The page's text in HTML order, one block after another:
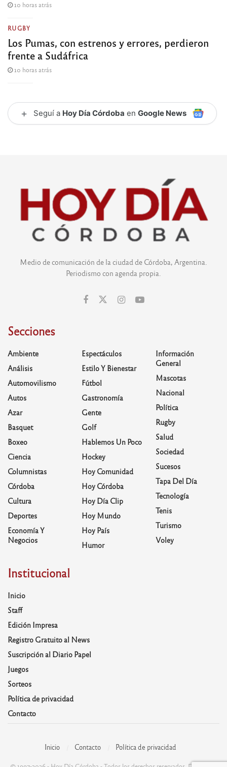
10 horas atrás
RUGBY
Los Pumas, con estrenos y errores, perdieron
frente a Sudáfrica
10 horas atrás
+ Seguí a Hoy Día Córdoba en Google News
Medio de comunicación de la ciudad de Córdoba, Argentina.
Periodismo con agenda propia.
Secciones
Ambiente
Análisis
Automovilismo
Autos
Azar
Basquet
Boxeo
Ciencia
Columnistas
Córdoba
Cultura
Deportes
Economía Y
Negocios
Espectáculos
Estilo Y Bienestar
Fútbol
Gastronomía
Gente
Golf
Hablemos Un Poco
Hockey
Hoy Comunidad
Hoy Córdoba
Hoy Día Clip
Hoy Mundo
Hoy País
Humor
Información
General
Mascotas
Nacional
Política
Rugby
Salud
Sociedad
Sucesos
Tapa Del Día
Tecnología
Tenis
Turismo
Voley
Institucional
Inicio
Staff
Edición Impresa
Registro Gratuito al News
Suscripción al Diario Papel
Juegos
Sorteos
Política de privacidad
Contacto
Inicio Contacto Política de privacidad